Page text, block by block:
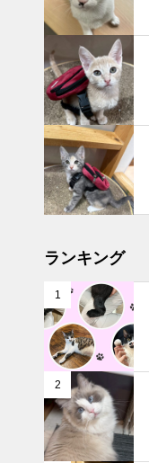
ランキング
1
2